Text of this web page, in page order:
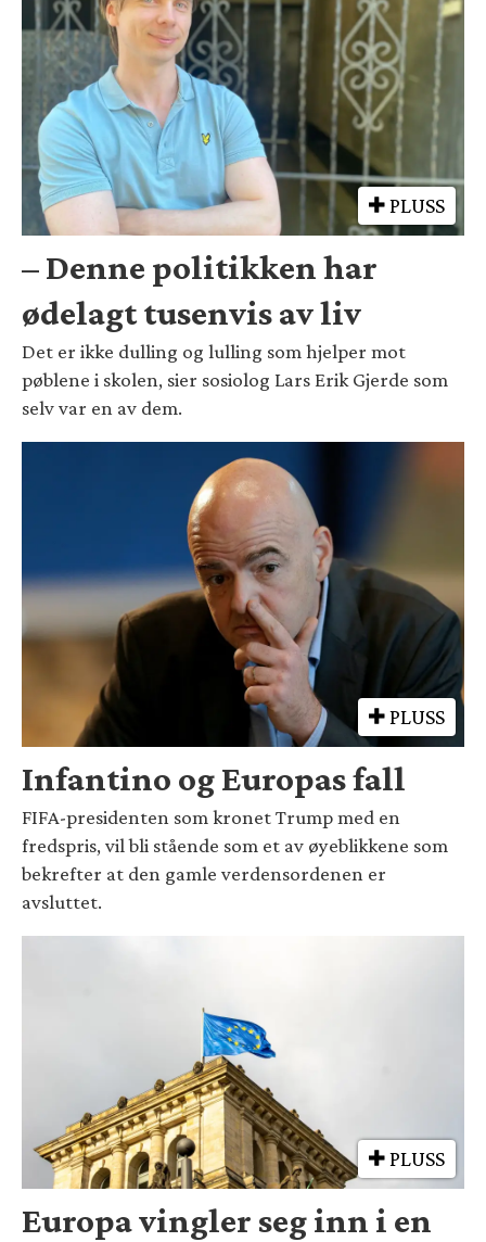
PLUSS
– Denne politikken har
ødelagt tusenvis av liv
Det er ikke dulling og lulling som hjelper mot
pøblene i skolen, sier sosiolog Lars Erik Gjerde som
selv var en av dem.
PLUSS
Infantino og Europas fall
FIFA-presidenten som kronet Trump med en
fredspris, vil bli stående som et av øyeblikkene som
bekrefter at den gamle verdensordenen er
avsluttet.
PLUSS
Europa vingler seg inn i en